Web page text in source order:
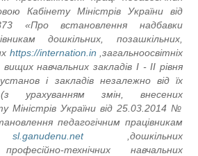
Кабінету Міністрів України від
«Про встановлення надбавки
дошкільних, позашкільних,
загальноосвітніх,
https://internation.in
вищих навчальних закладів I - II рівня
і закладів незалежно від їх
(з урахуванням змін, внесених
Міністрів України від 25.03.2014 №
педагогічним працівникам
дошкільних,
sl.ganudenu.net
технічних навчальних